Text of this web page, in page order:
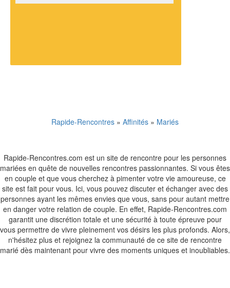
Rapide-Rencontres » Affinités » Mariés
Rapide-Rencontres.com est un site de rencontre pour les personnes
mariées en quête de nouvelles rencontres passionnantes. Si vous êtes
en couple et que vous cherchez à pimenter votre vie amoureuse, ce
site est fait pour vous. Ici, vous pouvez discuter et échanger avec des
personnes ayant les mêmes envies que vous, sans pour autant mettre
en danger votre relation de couple. En effet, Rapide-Rencontres.com
garantit une discrétion totale et une sécurité à toute épreuve pour
vous permettre de vivre pleinement vos désirs les plus profonds. Alors,
n'hésitez plus et rejoignez la communauté de ce site de rencontre
marié dès maintenant pour vivre des moments uniques et inoubliables.